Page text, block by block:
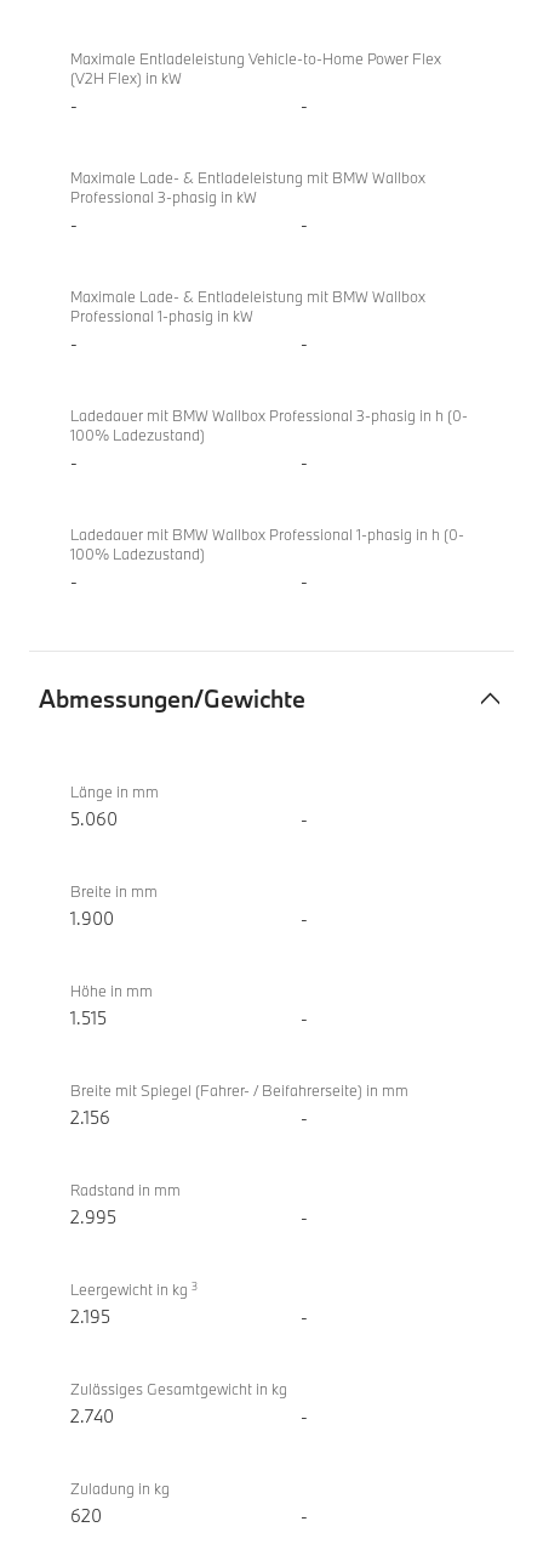
Maximale Entladeleistung Vehicle-to-Home Power Flex
(V2H Flex) in kW
- -
Maximale Lade- & Entladeleistung mit BMW Wallbox
Professional 3-phasig in kW
- -
Maximale Lade- & Entladeleistung mit BMW Wallbox
Professional 1-phasig in kW
- -
Ladedauer mit BMW Wallbox Professional 3-phasig in h (0-
100% Ladezustand)
- -
Ladedauer mit BMW Wallbox Professional 1-phasig in h (0-
100% Ladezustand)
- -
Abmessungen/Gewichte
eDrive40
Berline
Länge in mm
5.060 -
Breite in mm
1.900 -
Höhe in mm
1.515 -
Breite mit Spiegel (Fahrer- / Beifahrerseite) in mm
2.156 -
Radstand in mm
2.995 -
Leergewicht in kg 3
2.195 -
Zulässiges Gesamtgewicht in kg
2.740 -
Zuladung in kg
620 -